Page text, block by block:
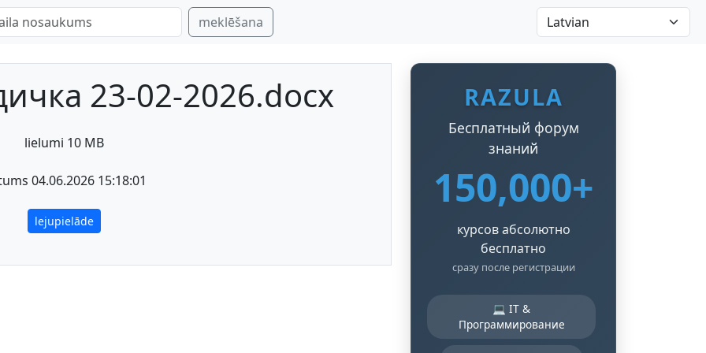
meklēšana
23-02-2026.docx
lielumi 10 MB
04.06.2026 15:18:01
lejupielāde
RAZULA
Бесплатный форум
знаний
150,000+
курсов абсолютно
бесплатно
сразу после регистрации
💻 IT &
Программирование